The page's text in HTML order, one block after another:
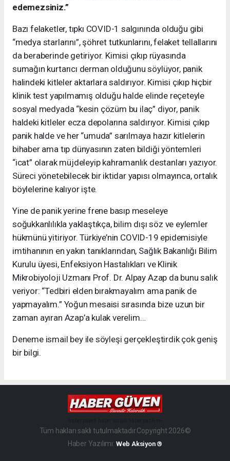
edemezsiniz.”
Bazı felaketler, tıpkı COVID-1 salgınında olduğu gibi
“medya starlarını”, şöhret tutkunlarını, felaket tellallarını
da beraberinde getiriyor. Kimisi çıkıp rüyasında
sumağın kurtarıcı derman olduğunu söylüyor, panik
halindeki kitleler aktarlara saldırıyor. Kimisi çıkıp hiçbir
klinik test yapılmamış olduğu halde elinde reçeteyle
sosyal medyada “kesin çözüm bu ilaç” diyor, panik
haldeki kitleler ecza depolarına saldırıyor. Kimisi çıkıp
panik halde ve her “umuda” sarılmaya hazır kitlelerin
bihaber ama tıp dünyasının zaten bildiği yöntemleri
“icat” olarak müjdeleyip kahramanlık destanları yazıyor.
Süreci yönetebilecek bir iktidar yapısı olmayınca, ortalık
böylelerine kalıyor işte.
Yine de panik yerine frene basıp meseleye
soğukkanlılıkla yaklaştıkça, bilim dışı söz ve eylemler
hükmünü yitiriyor. Türkiye’nin COVID-19 epidemisiyle
imtihanının en yakın tanıklarından, Sağlık Bakanlığı Bilim
Kurulu üyesi, Enfeksiyon Hastalıkları ve Klinik
Mikrobiyoloji Uzmanı Prof. Dr. Alpay Azap da bunu salık
veriyor: “Tedbiri elden bırakmayalım ama panik de
yapmayalım.” Yoğun mesaisi sırasında bize uzun bir
zaman ayıran Azap’a kulak verelim…
Deneme ismail bey ile söyleşi gerçekleştirdik çok geniş
bir bilgi.
Tüm hakları saklı tutulmaktadır.Copyright 2026©
Haber Yazılımı: Web Aksiyon ®